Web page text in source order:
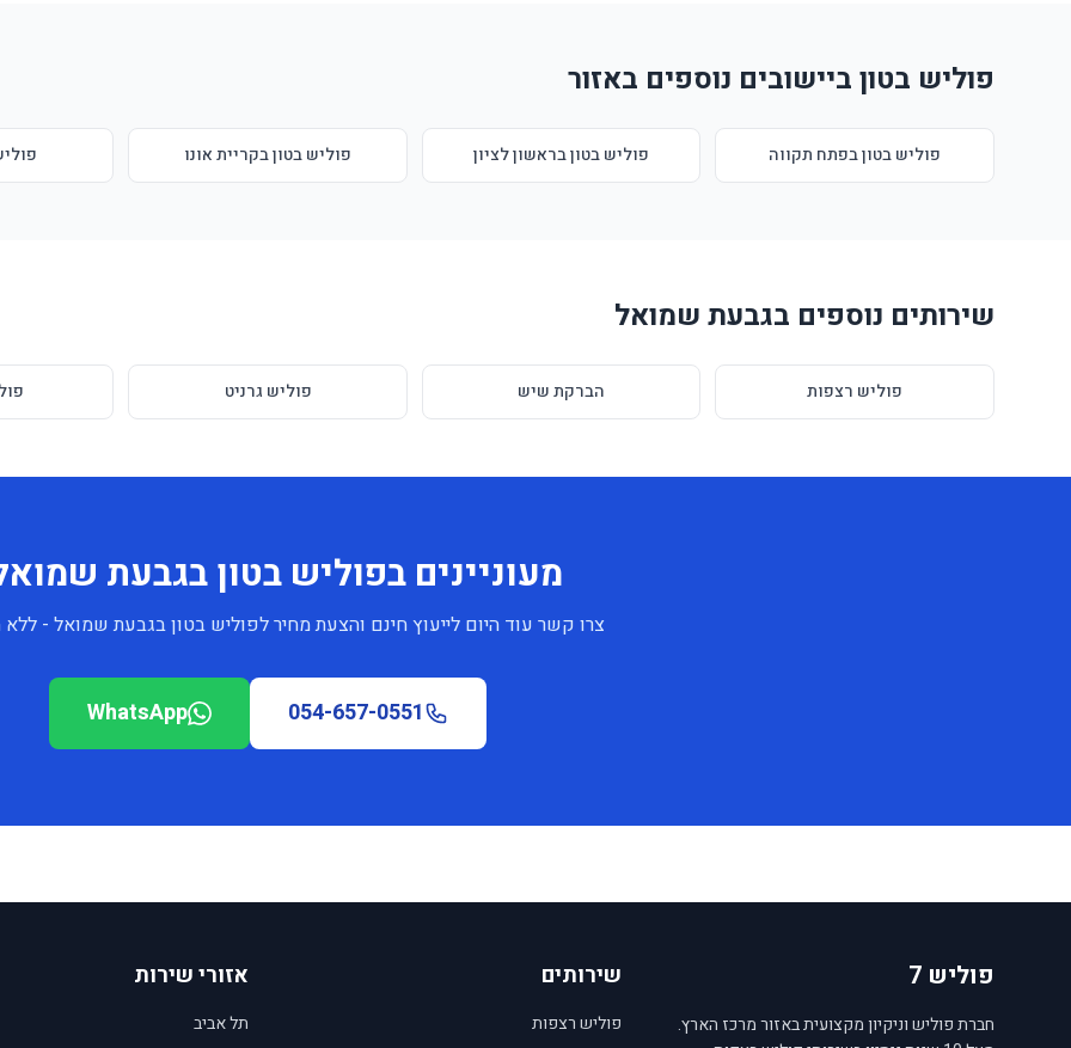
פוליש בטון ביישובים נוספים באזור
פוליש בטון בפתח תקווה פוליש בטון בראשון לציון פוליש בטון בקריית אונו
שירותים נוספים בגבעת שמואל
פוליש רצפות הברקת שיש פוליש גרניט
מעוניינים בפוליש בטון בגבעת
צרו קשר עוד היום לייעוץ חינם והצעת מחיר לפוליש בטון בגבעת שמואל - ללא
054-657-0551
WhatsApp
פוליש 7
חברת פוליש וניקיון מקצועית באזור מרכז הארץ.
שירותים
פוליש רצפות
אזורי שירות
תל אביב